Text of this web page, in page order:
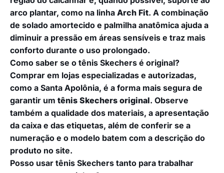
arco plantar, como na linha Arch Fit. A combinação
de solado amortecido e palmilha anatômica ajuda a
diminuir a pressão em áreas sensíveis e traz mais
conforto durante o uso prolongado.
Como saber se o tênis Skechers é original?
Comprar em lojas especializadas e autorizadas,
como a Santa Apolônia, é a forma mais segura de
garantir um tênis Skechers original. Observe
também a qualidade dos materiais, a apresentação
da caixa e das etiquetas, além de conferir se a
numeração e o modelo batem com a descrição do
produto no site.
Posso usar tênis Skechers tanto para trabalhar